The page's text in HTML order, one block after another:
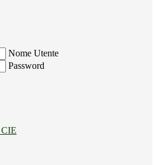
Nome Utente
Password